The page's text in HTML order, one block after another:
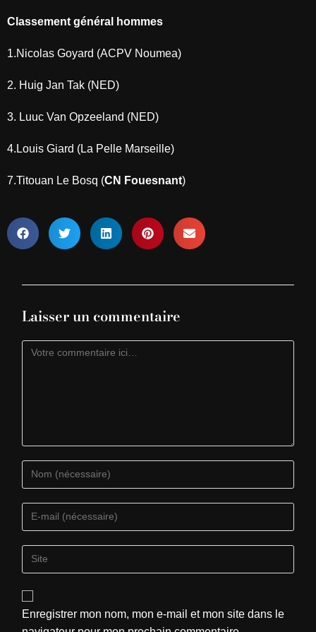
Classement général hommes
1.Nicolas Goyard (ACPV Noumea)
2. Huig Jan Tak (NED)
3. Luuc Van Opzeeland (NED)
4.Louis Giard (La Pelle Marseille)
7.Titouan Le Bosq (CN Fouesnant)
Laisser un commentaire
Enregistrer mon nom, mon e-mail et mon site dans le